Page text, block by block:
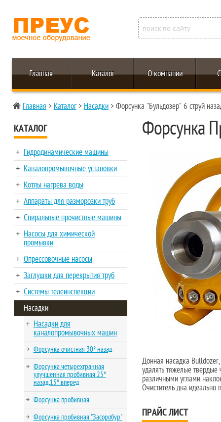
Главная Каталог О компании
Главная > Каталог> Насадки> Форсунка "Бульдозер" 6 струй
КАТАЛОГ
Гидродинамические машины
Каналопромывочные установки
Котлы нагрева воды
Аппараты для разморозки труб
Спиральные прочистные машины
Насосы для химической
промывки
Опрессовочные насосы
Заглушки для перекрытия труб
Системы телеинспекции
Насадки
Насадки для
каналопромывочных машин
Форсунка очистная 30° назад
Форсунка четырехгранная
улучшенная пробивная 25°
назад,15° вперед
Форсунка пробивная
Форсунка пробивная "Засоробур"
Форсунка
Донная насадка
удалять тяжелые твердые
различными углами
Очиститель дна идеально
ПРАЙС ЛИСТ